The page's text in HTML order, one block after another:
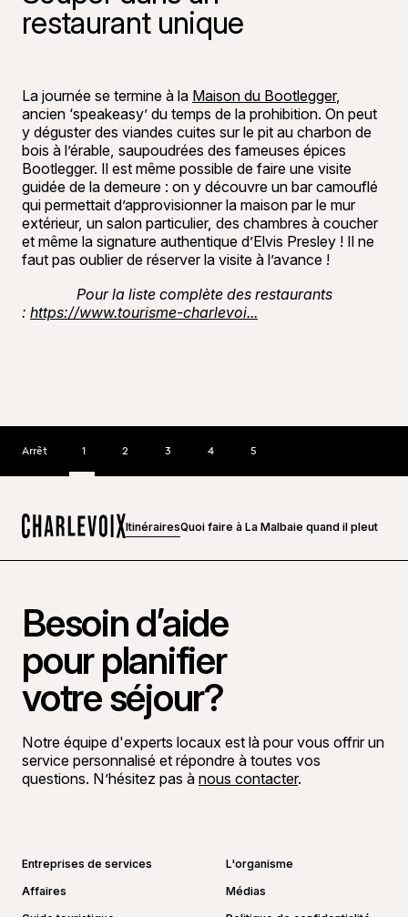
restaurant unique
La journée se termine à la Maison du Bootlegger,
ancien ‘speakeasy’ du temps de la prohibition. On peut
y déguster des viandes cuites sur le pit au charbon de
bois à l’érable, saupoudrées des fameuses épices
Bootlegger. Il est même possible de faire une visite
guidée de la demeure : on y découvre un bar camouflé
qui permettait d’approvisionner la maison par le mur
extérieur, un salon particulier, des chambres à coucher
et même la signature authentique d’Elvis Presley ! Il ne
faut pas oublier de réserver la visite à l’avance !
Pour la liste complète des restaurants
: https://www.tourisme-charlevoi...
Arrêt 1 2 3 4 5
ItinérairesQuoi faire à La Malbaie quand il pleut
Besoin d’aide
pour planifier
votre séjour?
Notre équipe d'experts locaux est là pour vous offrir un
service personnalisé et répondre à toutes vos
questions. N’hésitez pas à nous contacter.
Entreprises de services
L'organisme
Affaires
Médias